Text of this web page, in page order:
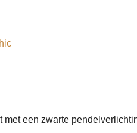
met een zwarte